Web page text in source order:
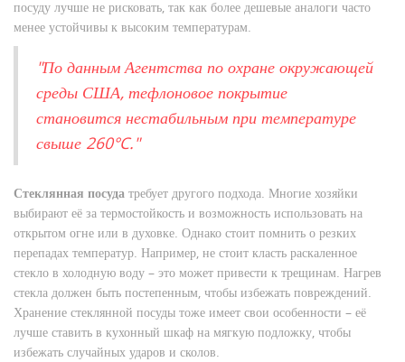
посуду лучше не рисковать, так как более дешевые аналоги часто
менее устойчивы к высоким температурам.
"По данным Агентства по охране окружающей
среды США, тефлоновое покрытие
становится нестабильным при температуре
свыше 260°C."
Стеклянная посуда требует другого подхода. Многие хозяйки
выбирают её за термостойкость и возможность использовать на
открытом огне или в духовке. Однако стоит помнить о резких
перепадах температур. Например, не стоит класть раскаленное
стекло в холодную воду – это может привести к трещинам. Нагрев
стекла должен быть постепенным, чтобы избежать повреждений.
Хранение стеклянной посуды тоже имеет свои особенности – её
лучше ставить в кухонный шкаф на мягкую подложку, чтобы
избежать случайных ударов и сколов.